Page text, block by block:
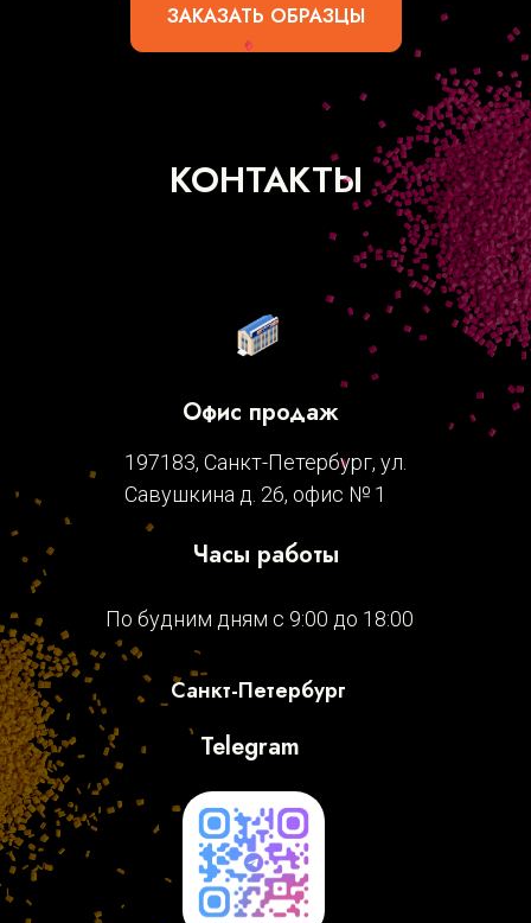
ЗАКАЗАТЬ ОБРАЗЦЫ
КОНТАКТЫ
Офис продаж
197183, Санкт-Петербург, ул.
Савушкина д. 26, офис № 1
Часы работы
Telegram
По будним дням с 9:00 до 18:00
Санкт-Петербург